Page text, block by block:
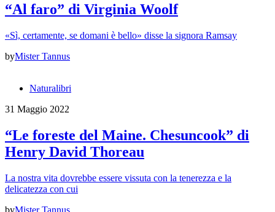
“Al faro” di Virginia Woolf
«Sì, certamente, se domani è bello» disse la signora Ramsay
byMister Tannus
Naturalibri
31 Maggio 2022
“Le foreste del Maine. Chesuncook” di
Henry David Thoreau
La nostra vita dovrebbe essere vissuta con la tenerezza e la
delicatezza con cui
byMister Tannus